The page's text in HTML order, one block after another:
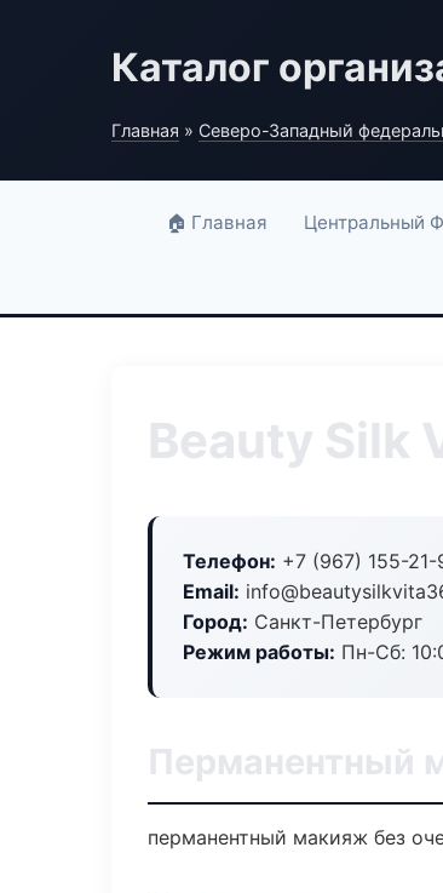
Каталог
Главная » Северо-Западный
🏠 Главная Центральный
Beauty Silk
Телефон: +7 (967) 155-21-
Email:
Город: Санкт-Петербург
Режим работы: Пн-Сб:
Перманентный
перманентный макияж без